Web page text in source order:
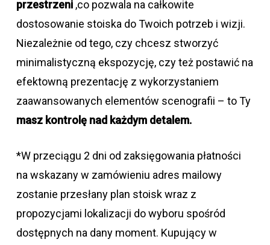
przestrzeni ,co pozwala na całkowite
dostosowanie stoiska do Twoich potrzeb i wizji.
Niezależnie od tego, czy chcesz stworzyć
minimalistyczną ekspozycję, czy też postawić na
efektowną prezentację z wykorzystaniem
zaawansowanych elementów scenografii – to Ty
masz kontrolę nad każdym detalem.
*W przeciągu 2 dni od zaksięgowania płatności
na wskazany w zamówieniu adres mailowy
zostanie przesłany plan stoisk wraz z
propozycjami lokalizacji do wyboru spośród
dostępnych na dany moment. Kupujący w